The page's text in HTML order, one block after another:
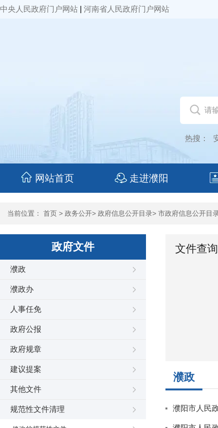
中央人民政府门户网站 河南省人民政府门户网站
热搜：
网站首页 走进濮阳
当前位置： 首页 > 政务公开> 政府信息公开目录> 市政府信息公开目
政府文件
濮政
濮政办
人事任免
政府公报
政府规章
建议提案
其他文件
规范性文件清理
文件查询
濮政
濮阳市人民